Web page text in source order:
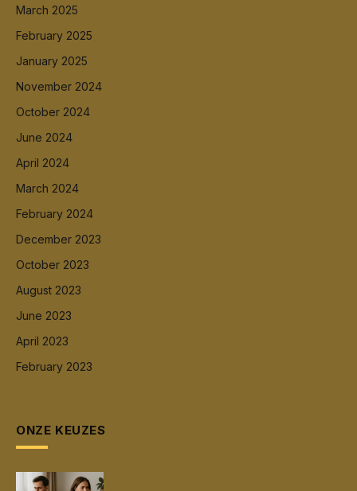
March 2025
February 2025
January 2025
November 2024
October 2024
June 2024
April 2024
March 2024
February 2024
December 2023
October 2023
August 2023
June 2023
April 2023
February 2023
ONZE KEUZES